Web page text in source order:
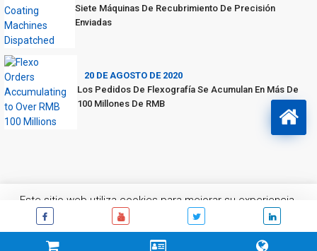
Siete Máquinas De Recubrimiento De Precisión
Enviadas
20 DE AGOSTO DE 2020
Los Pedidos De Flexografía Se Acumulan En Más De
100 Millones De RMB
Este sitio web utiliza cookies para mejorar su experiencia.
Asumiremos que está de acuerdo con esto, pero puede optar
por no participar si que deseas.
Galleta Configuración